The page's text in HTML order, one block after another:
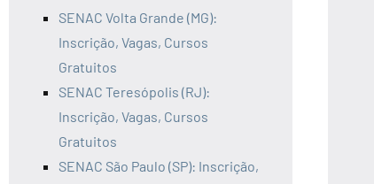
SENAC Volta Grande (MG):
Inscrição, Vagas, Cursos
Gratuitos
SENAC Teresópolis (RJ):
Inscrição, Vagas, Cursos
Gratuitos
SENAC São Paulo (SP): Inscrição,